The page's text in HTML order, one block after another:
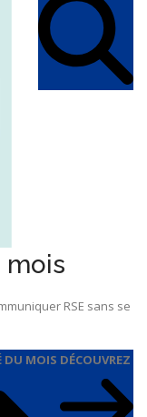
mois
RSE sans se
DÉCOUVREZ
DU MOIS